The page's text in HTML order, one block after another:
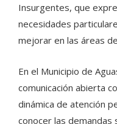
Insurgentes, que
necesidades
mejorar en las áreas
En el Municipio de
comunicación abierta
dinámica de atención
conocer las demandas